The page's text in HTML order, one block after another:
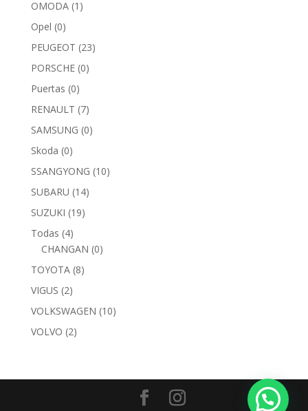
OMODA (1)
Opel (0)
PEUGEOT (23)
PORSCHE (0)
Puertas (0)
RENAULT (7)
SAMSUNG (0)
Skoda (0)
SSANGYONG (10)
SUBARU (14)
SUZUKI (19)
Todas (4)
CHANGAN (0)
TOYOTA (8)
VIGUS (2)
VOLKSWAGEN (10)
VOLVO (2)